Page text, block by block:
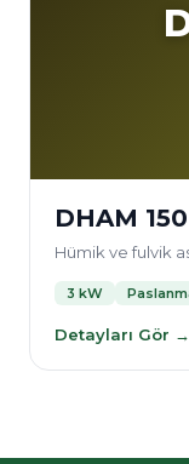
DHAM
Hümik ve fulvik
3 kW
Detayları Gör →